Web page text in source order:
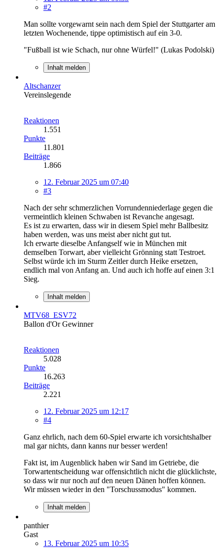
#2
Man sollte vorgewarnt sein nach dem Spiel der Stuttgarter am
letzten Wochenende, tippe optimistisch auf ein 3-0.
"Fußball ist wie Schach, nur ohne Würfel!" (Lukas Podolski)
Inhalt melden
Altschanzer
Vereinslegende
Reaktionen
1.551
Punkte
11.801
Beiträge
1.866
12. Februar 2025 um 07:40
#3
Nach der sehr schmerzlichen Vorrundenniederlage gegen die
vermeintlich kleinen Schwaben ist Revanche angesagt.
Es ist zu erwarten, dass wir in diesem Spiel mehr Ballbesitz
haben werden, was uns meist aber nicht gut tut.
Ich erwarte dieselbe Anfangself wie in München mit
demselben Torwart, aber vielleicht Grönning statt Testroet.
Selbst würde ich im Sturm Zeitler durch Heike ersetzen,
endlich mal von Anfang an. Und auch ich hoffe auf einen 3:1
Sieg.
Inhalt melden
MTV68_ESV72
Ballon d'Or Gewinner
Reaktionen
5.028
Punkte
16.263
Beiträge
2.221
12. Februar 2025 um 12:17
#4
Ganz ehrlich, nach dem 60-Spiel erwarte ich vorsichtshalber
mal gar nichts, dann kanns nur besser werden!
Fakt ist, im Augenblick haben wir Sand im Getriebe, die
Torwartentscheidung war offensichtlich nicht die glücklichste,
so dass wir nur noch auf den neuen Dänen hoffen können.
Wir müssen wieder in den "Torschussmodus" kommen.
Inhalt melden
panthier
Gast
13. Februar 2025 um 10:35